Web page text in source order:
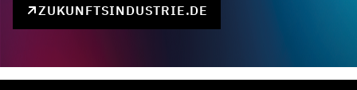
ZUKUNFTSINDUSTRIE.DE